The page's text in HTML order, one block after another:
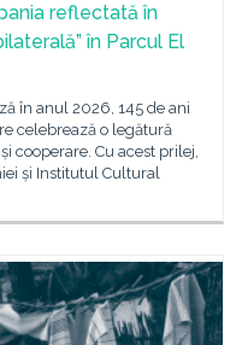
reflectată în
în Parcul El
în anul 2026, 145 de ani
celebrează o legătură
cooperare. Cu acest prilej,
și Institutul Cultural